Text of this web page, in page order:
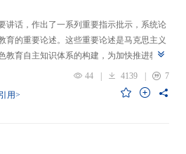
讲话，作出了一系列重要指示批示，系统论
育的重要论述。这些重要论述是马克思主义
育自主知识体系的构建，为加快推进教育
大原创性贡献。这些原创性贡献主要体现
战略定位，从政治价值、经济价值、文化价
教育”的战略问题；第二，从认识论角度赋
根本任务、时代使命、最终目的，创新性
足基本国情遵循教育规律，提出了深化教
的选择、教育动力的激发、教育路径的规
44 | 4139 |
7
用>